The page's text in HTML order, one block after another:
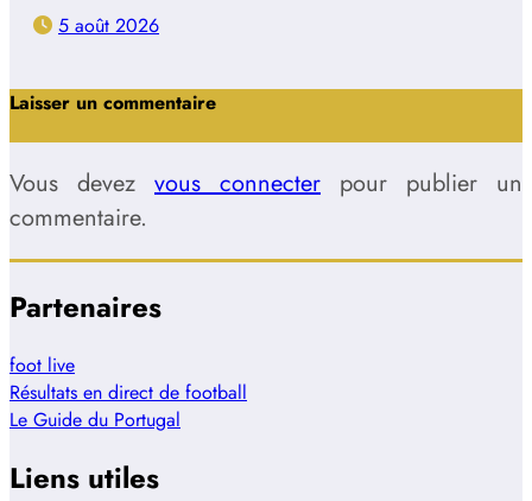
5 août 2026
Laisser un commentaire
Vous devez vous connecter pour publier un
commentaire.
Partenaires
foot live
Résultats en direct de football
Le Guide du Portugal
Liens utiles